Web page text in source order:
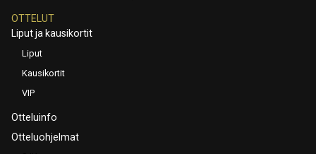
OTTELUT
Liput ja kausikortit
Liput
Kausikortit
VIP
Otteluinfo
Otteluohjelmat